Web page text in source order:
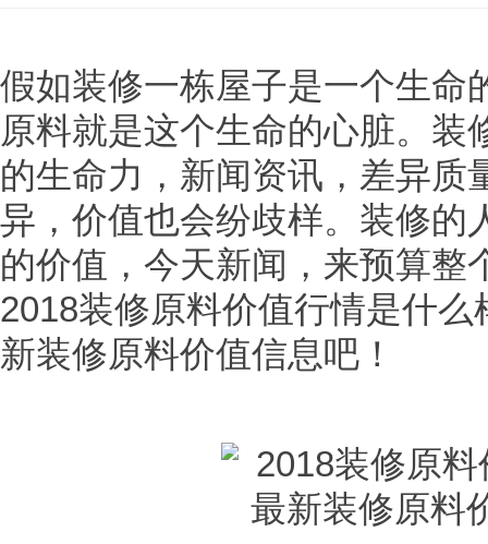
假如装修一栋屋子是一个生命
原料就是这个生命的心脏。装
的生命力，新闻资讯，差异质
异，价值也会纷歧样。装修的
的价值，今天新闻，来预算整
2018装修原料价值行情是什
新装修原料价值信息吧！